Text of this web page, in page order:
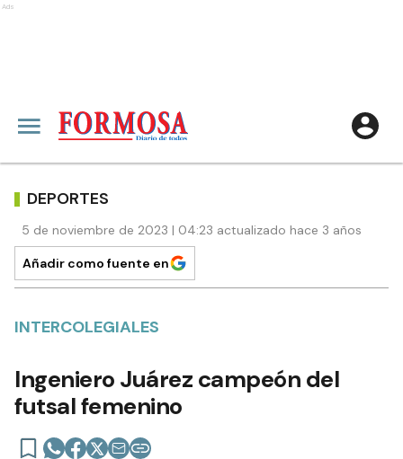
Ads
DEPORTES
5 de noviembre de 2023 | 04:23 actualizado hace 3 años
Añadir como fuente en
INTERCOLEGIALES
Ingeniero Juárez campeón del
futsal femenino